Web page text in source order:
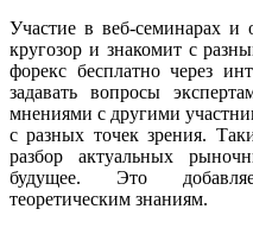
Участие в веб-семинарах и
кругозор и знакомит с
форекс бесплатно через
задавать вопросы
мнениями с другими
с разных точек зрения.
разбор актуальных
будущее. Это
теоретическим знаниям.